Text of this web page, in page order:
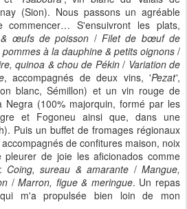
(Sion). Nous passons un agréable
S'ensuivront les plats,
œufs de poisson /Filet de bœuf de
à la dauphine & petits oignons /
quinoa & chou de Pékin/ Variation de
, accompagnés de deux vins, 'Pezat',
blanc, Sémillon) et un vin rouge de
Negra (100% majorquin, formé par les
et Fogoneu ainsi que, dans une
Puis un buffet de fromages régionaux
de confitures maison, noix
de joie les aficionados comme
Coing, sureau & amarante /Mangue,
/Marron, figue & meringue. Un repas
m'a propulsée bien loin de mon